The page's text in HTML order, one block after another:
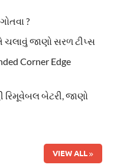
?
ચલાવું જાણો સરળ ટીપ્સ
Corner Edge
રિમૂવેબલ બેટરી, જાણો
VIEW ALL